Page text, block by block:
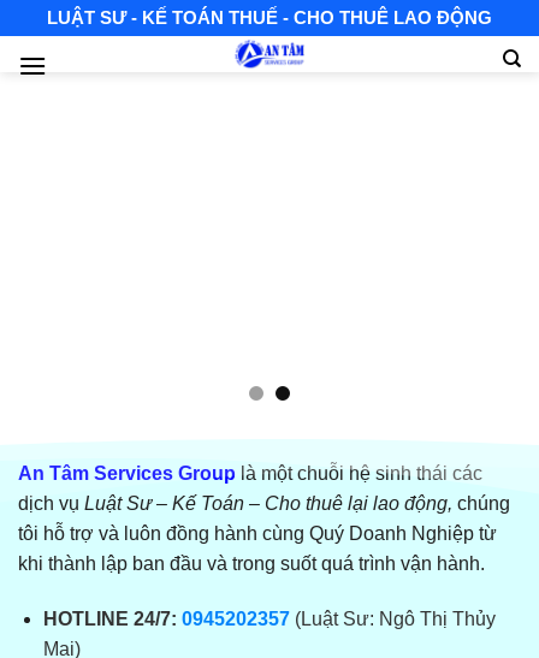
content
LUẬT SƯ - KẾ TOÁN THUẾ - CHO THUÊ LAO ĐỘNG
An Tâm Services Group là một chuỗi hệ sinh thái các
dịch vụ Luật Sư – Kế Toán – Cho thuê lại lao động, chúng
tôi hỗ trợ và luôn đồng hành cùng Quý Doanh Nghiệp từ
khi thành lập ban đầu và trong suốt quá trình vận hành.
HOTLINE 24/7: 0945202357(Luật Sư: Ngô Thị Thủy
Mai)